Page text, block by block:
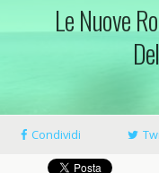
Le Nuove
Condividi